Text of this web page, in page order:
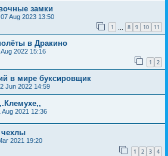
замки
07 Aug 2023 13:50
1 8 9 10 11
в Дракино
Aug 2022 15:16
1 2
в мире буксировщик
Jun 2022 14:59
Aug 2021 12:36
2021 19:20
1 2 3 4